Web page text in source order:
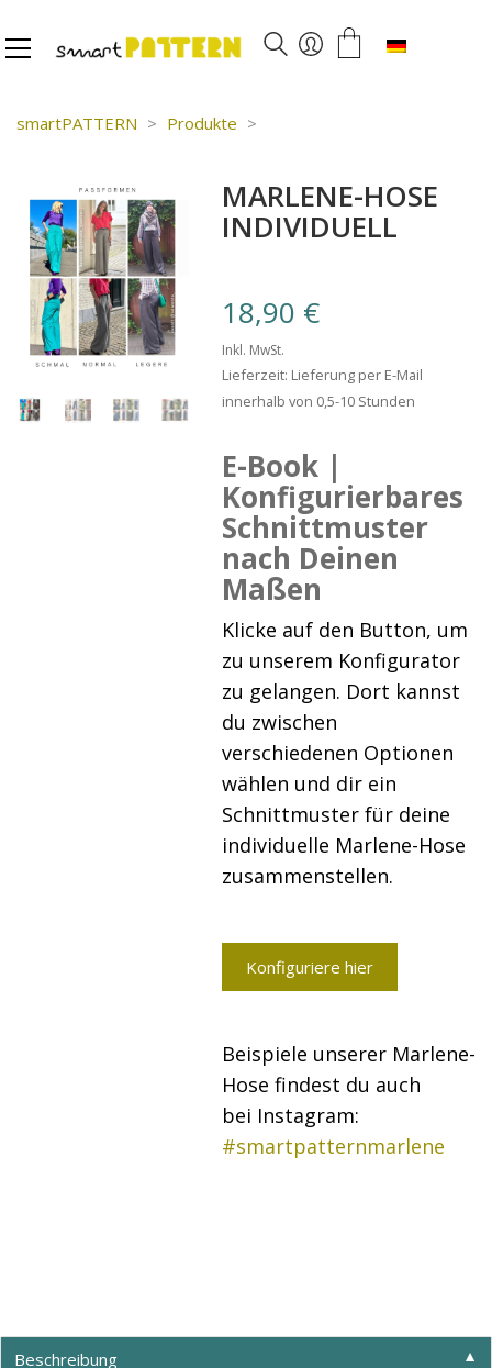
smartPATTERN > Produkte >
MARLENE-HOSE
INDIVIDUELL
18,90 €
Inkl. MwSt.
Lieferzeit: Lieferung per E-Mail
innerhalb von 0,5-10 Stunden
E-Book |
Konfigurierbares
Schnittmuster
nach Deinen
Maßen
Klicke auf den Button, um
zu unserem Konfigurator
zu gelangen. Dort kannst
du zwischen
verschiedenen Optionen
wählen und dir ein
Schnittmuster für deine
individuelle Marlene-Hose
zusammenstellen.
Konfiguriere hier
Beispiele unserer Marlene-
Hose findest du auch
bei Instagram:
#smartpatternmarlene
Beschreibung ▼